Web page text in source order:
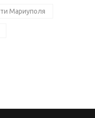
Мариуполя